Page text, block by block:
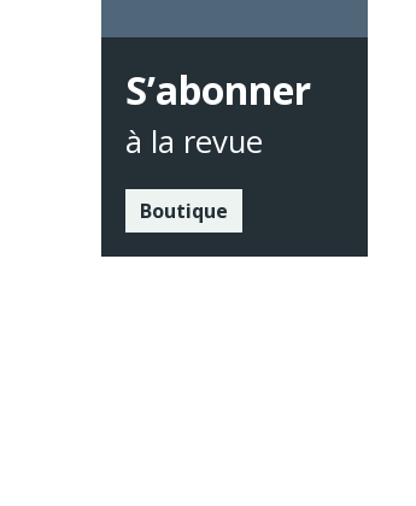
S’abonner
à la revue
Boutique